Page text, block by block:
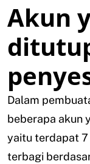
Akun
Dalam
beberapa akun
yaitu terdapat 7
terbagi